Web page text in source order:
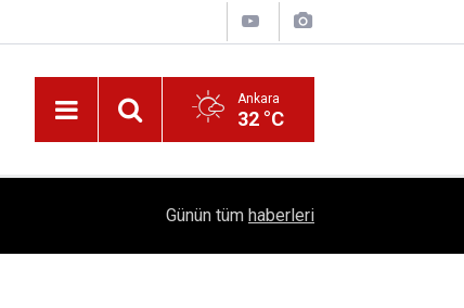
Ankara
32 °C
1504 Kep, Tek Bir Hedef: Bilim Kenti Çubuk
Günün tüm haberleri